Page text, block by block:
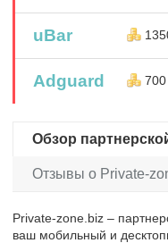
uBar
Adguard 700
Обзор
Отзывы о Private-
Private-zone.biz –
ваш мобильный и